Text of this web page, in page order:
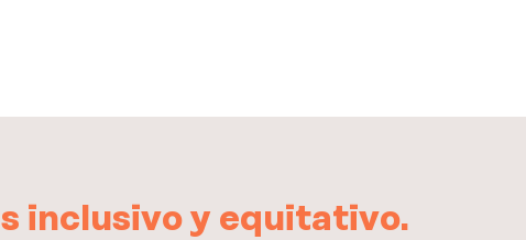
inclusivo y equitativo.